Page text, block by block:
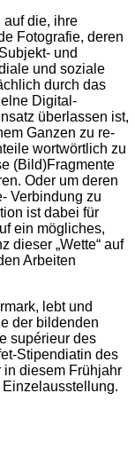
auf die, ihre
Fotografie, deren
und
und soziale
durch das
Digital-
überlassen ist,
Ganzen zu re-
wortwörtlich zu
(Bild)Fragmente
Oder um deren
Verbindung zu
ist dabei für
ein mögliches,
dieser „Wette“ auf
Arbeiten
lebt und
der bildenden
supérieur des
Stipendiatin des
in diesem Frühjahr
Einzelausstellung.